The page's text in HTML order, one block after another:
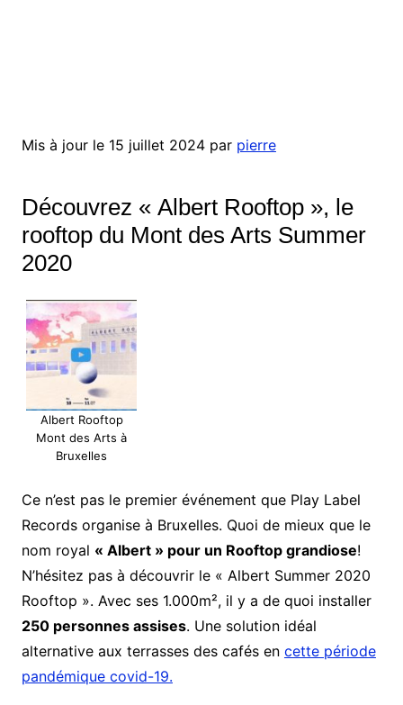
Mis à jour le 15 juillet 2024 par pierre
Découvrez « Albert Rooftop », le
rooftop du Mont des Arts Summer
2020
Albert Rooftop
Mont des Arts à
Bruxelles
Ce n’est pas le premier événement que Play Label
Records organise à Bruxelles. Quoi de mieux que le
nom royal « Albert » pour un Rooftop grandiose!
N’hésitez pas à découvrir le « Albert Summer 2020
Rooftop ». Avec ses 1.000m², il y a de quoi installer
250 personnes assises. Une solution idéal
alternative aux terrasses des cafés en cette période
pandémique covid-19.